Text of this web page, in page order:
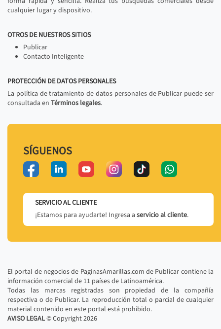
cualquier lugar y dispositivo.
OTROS DE NUESTROS SITIOS
Publicar
Contacto Inteligente
PROTECCIÓN DE DATOS PERSONALES
La política de tratamiento de datos personales de Publicar puede ser
consultada en Términos legales.
SÍGUENOS
SERVICIO AL CLIENTE
¡Estamos para ayudarte! Ingresa a servicio al cliente.
El portal de negocios de PaginasAmarillas.com de Publicar contiene la
información comercial de 11 países de Latinoamérica.
Todas las marcas registradas son propiedad de la compañía
respectiva o de Publicar. La reproducción total o parcial de cualquier
material contenido en este portal está prohibido.
AVISO LEGAL© Copyright2026